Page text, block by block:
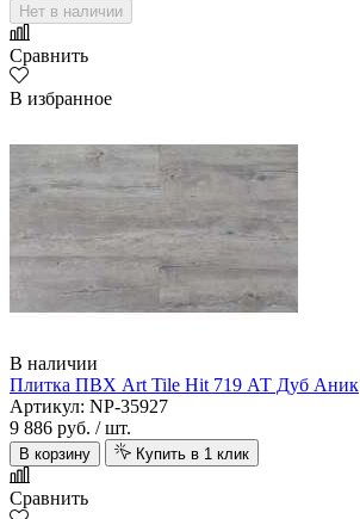
Нет в наличии
Сравнить
В избранное
В наличии
Плитка ПВХ Art Tile Hit 719 АТ Дуб Аник
Артикул: NP-35927
9 886 руб. / шт.
В корзину Купить в 1 клик
Сравнить